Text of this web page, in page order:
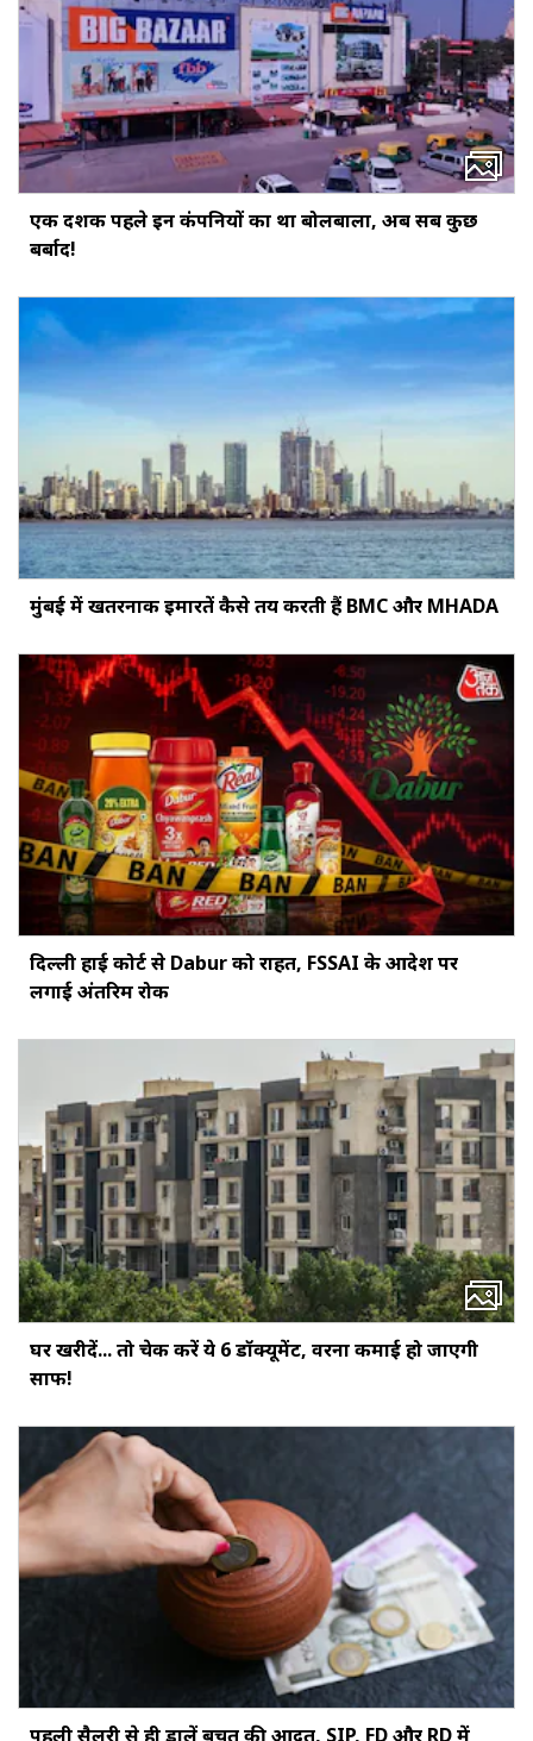
एक दशक पहले इन कंपनियों का था बोलबाला, अब सब कुछ
बर्बाद!
मुंबई में खतरनाक इमारतें कैसे तय करती हैं BMC और MHADA
दिल्ली हाई कोर्ट से Dabur को राहत, FSSAI के आदेश पर
लगाई अंतरिम रोक
घर खरीदें... तो चेक करें ये 6 डॉक्‍यूमेंट, वरना कमाई हो जाएगी
साफ!
पहली सैलरी से ही डालें बचत की आदत, SIP, FD और RD में